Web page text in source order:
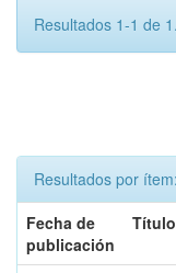
Resultados 1-1 de 1.
Resultados por ítem:
Fecha de
publicación
Título